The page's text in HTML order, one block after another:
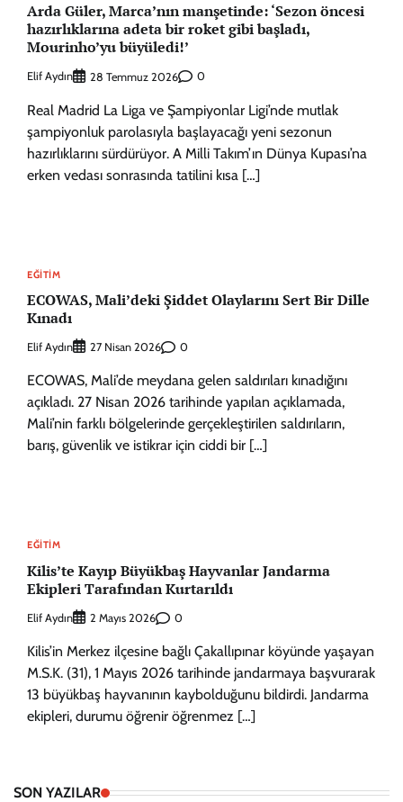
Arda Güler, Marca’nın manşetinde: ‘Sezon öncesi
hazırlıklarına adeta bir roket gibi başladı,
Mourinho’yu büyüledi!’
Elif Aydın 28 Temmuz 2026 0
Real Madrid La Liga ve Şampiyonlar Ligi’nde mutlak
şampiyonluk parolasıyla başlayacağı yeni sezonun
hazırlıklarını sürdürüyor. A Milli Takım’ın Dünya Kupası’na
erken vedası sonrasında tatilini kısa […]
EĞITIM
ECOWAS, Mali’deki Şiddet Olaylarını Sert Bir Dille
Kınadı
Elif Aydın 27 Nisan 2026 0
ECOWAS, Mali’de meydana gelen saldırıları kınadığını
açıkladı. 27 Nisan 2026 tarihinde yapılan açıklamada,
Mali’nin farklı bölgelerinde gerçekleştirilen saldırıların,
barış, güvenlik ve istikrar için ciddi bir […]
EĞITIM
Kilis’te Kayıp Büyükbaş Hayvanlar Jandarma
Ekipleri Tarafından Kurtarıldı
Elif Aydın 2 Mayıs 2026 0
Kilis’in Merkez ilçesine bağlı Çakallıpınar köyünde yaşayan
M.S.K. (31), 1 Mayıs 2026 tarihinde jandarmaya başvurarak
13 büyükbaş hayvanının kaybolduğunu bildirdi. Jandarma
ekipleri, durumu öğrenir öğrenmez […]
SON YAZILAR